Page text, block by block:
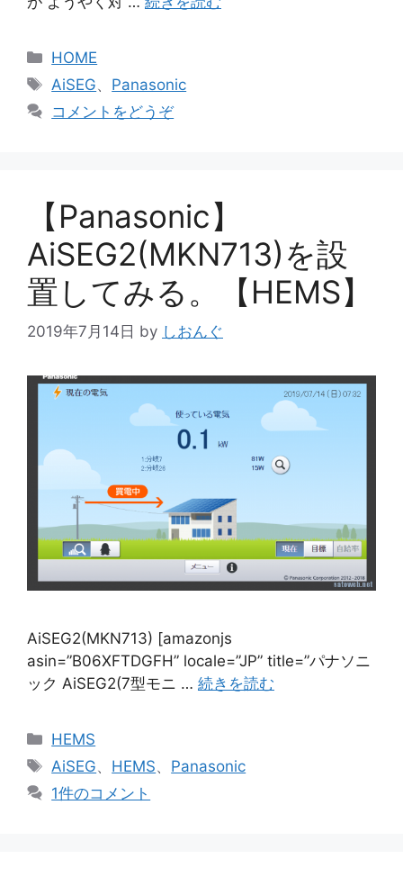
カ
テ
リ
HOME
タ
AiSEG、 Panasonic
コメントをどうぞ
【Panasonic】
AiSEG2(MKN713)を設
置してみる。【HEMS】
2019年7月14日 by しおんぐ
AiSEG2(MKN713) [amazonjs
asin=”B06XFTDGFH” locale=”JP” title=”パナソニ
ック AiSEG2(7型モニ … 続きを読む
カ
テ
リ
HEMS
タ
グ
AiSEG、 HEMS、 Panasonic
1件のコメント